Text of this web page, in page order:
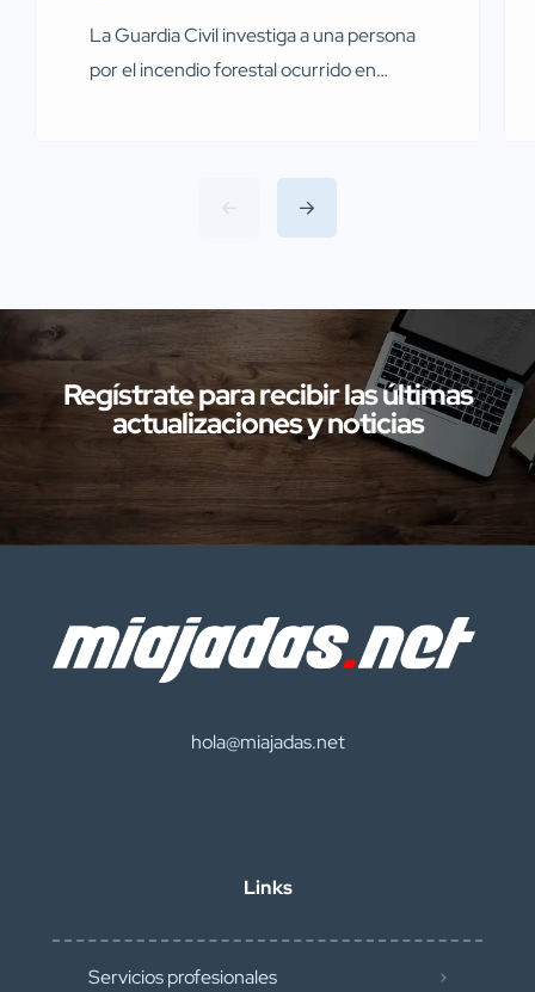
La Guardia Civil investiga a una persona
por el incendio forestal ocurrido en
Servicio de Protección de la Naturaleza
(SEPRONA) de la Comandancia de
Cáceres han llevado a cabo
de la provincia de Cáceres relacionadas
con presuntos delitos […]
Regístrate para recibir las últimas
actualizaciones y noticias
hola@miajadas.net
Links
Servicios profesionales